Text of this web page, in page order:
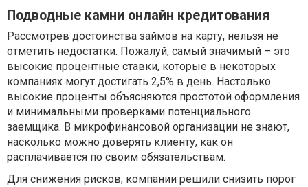
Подводные камни онлайн кредитования
Рассмотрев достоинства займов на карту, нельзя не
отметить недостатки. Пожалуй, самый значимый – это
высокие процентные ставки, которые в некоторых
компаниях могут достигать 2,5% в день. Настолько
высокие проценты объясняются простотой оформления
и минимальными проверками потенциального
заемщика. В микрофинансовой организации не знают,
насколько можно доверять клиенту, как он
расплачивается по своим обязательствам.
Для снижения рисков, компании решили снизить порог